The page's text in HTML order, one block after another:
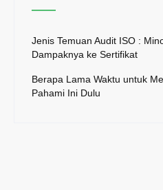
Jenis Temuan Audit ISO :
Dampaknya ke Sertifikat
Berapa Lama Waktu untuk
Pahami Ini Dulu